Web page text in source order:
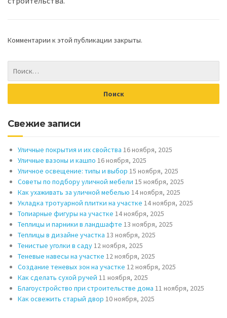
Комментарии к этой публикации закрыты.
Свежие записи
Уличные покрытия и их свойства 16 ноября, 2025
Уличные вазоны и кашпо 16 ноября, 2025
Уличное освещение: типы и выбор 15 ноября, 2025
Советы по подбору уличной мебели 15 ноября, 2025
Как ухаживать за уличной мебелью 14 ноября, 2025
Укладка тротуарной плитки на участке 14 ноября, 2025
Топиарные фигуры на участке 14 ноября, 2025
Теплицы и парники в ландшафте 13 ноября, 2025
Теплицы в дизайне участка 13 ноября, 2025
Тенистые уголки в саду12 ноября, 2025
Теневые навесы на участке 12 ноября, 2025
Создание теневых зон на участке 12 ноября, 2025
Как сделать сухой ручей 11 ноября, 2025
Благоустройство при строительстве дома 11 ноября, 2025
Как освежить старый двор 10 ноября, 2025